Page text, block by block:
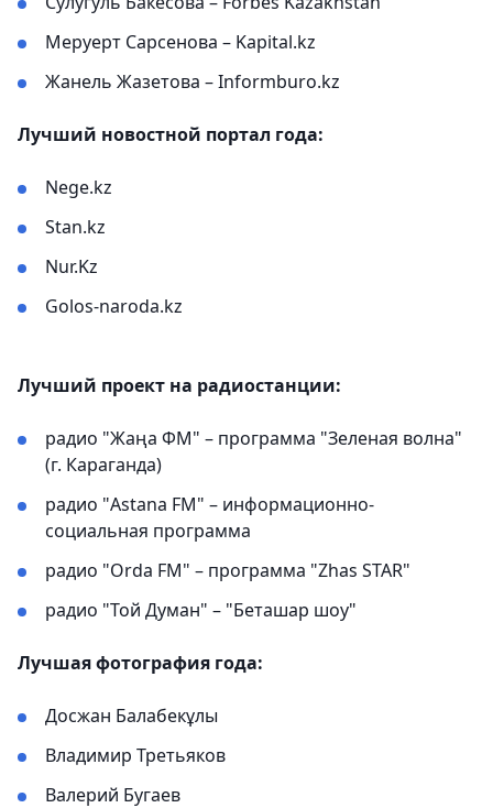
Меруерт Сарсенова – Kapital.kz
Жанель Жазетова – Informburo.kz
Лучший новостной портал года:
Nege.kz
Stan.kz
Nur.Kz
Golos-naroda.kz
Лучший проект на радиостанции:
радио "Жаңа ФМ" – программа "Зеленая волна"
(г. Караганда)
радио "Astana FM" – информационно-
социальная программа
радио "Orda FM" – программа "Zhas STAR"
радио "Той Думан" – "Беташар шоу"
Лучшая фотография года:
Досжан Балабекұлы
Владимир Третьяков
Валерий Бугаев